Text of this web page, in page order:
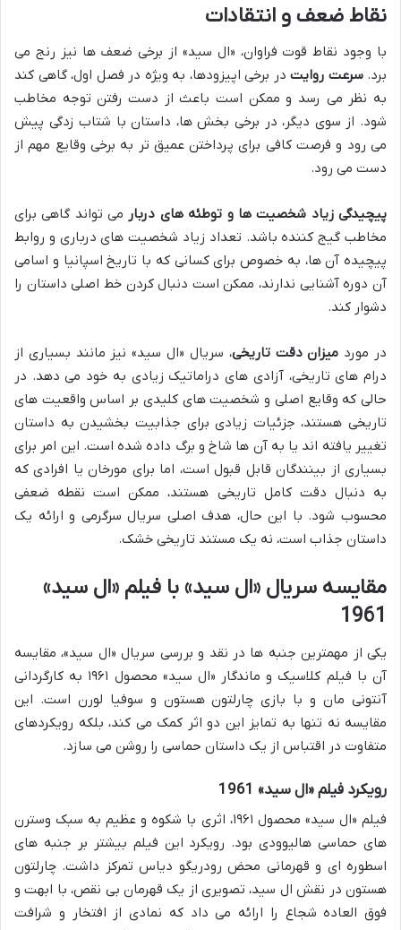
نقاط ضعف و انتقادات
با وجود نقاط قوت فراوان، «ال سید» از برخی ضعف ها نیز رنج می
برد.سرعت روایت در برخی اپیزودها، به ویژه در فصل اول، گاهی کند
به نظر می رسد و ممکن است باعث از دست رفتن توجه مخاطب
شود. از سوی دیگر، در برخی بخش ها، داستان با شتاب زدگی پیش
می رود و فرصت کافی برای پرداختن عمیق تر به برخی وقایع مهم از
دست می رود.
پیچیدگی زیاد شخصیت ها و توطئه های دربار می تواند گاهی برای
مخاطب گیج کننده باشد. تعداد زیاد شخصیت های درباری و روابط
پیچیده آن ها، به خصوص برای کسانی که با تاریخ اسپانیا و اسامی
آن دوره آشنایی ندارند، ممکن است دنبال کردن خط اصلی داستان را
دشوار کند.
در مورد میزان دقت تاریخی، سریال «ال سید» نیز مانند بسیاری از
درام های تاریخی، آزادی های دراماتیک زیادی به خود می دهد. در
حالی که وقایع اصلی و شخصیت های کلیدی بر اساس واقعیت های
تاریخی هستند، جزئیات زیادی برای جذابیت بخشیدن به داستان
تغییر یافته اند یا به آن ها شاخ و برگ داده شده است. این امر برای
بسیاری از بینندگان قابل قبول است، اما برای مورخان یا افرادی که
به دنبال دقت کامل تاریخی هستند، ممکن است نقطه ضعفی
محسوب شود. با این حال، هدف اصلی سریال سرگرمی و ارائه یک
داستان جذاب است، نه یک مستند تاریخی خشک.
مقایسه سریال «ال سید» با فیلم «ال سید»
1961
یکی از مهمترین جنبه ها در نقد و بررسی سریال «ال سید»، مقایسه
آن با فیلم کلاسیک و ماندگار «ال سید» محصول ۱۹۶۱ به کارگردانی
آنتونی مان و با بازی چارلتون هستون و سوفیا لورن است. این
مقایسه نه تنها به تمایز این دو اثر کمک می کند، بلکه رویکردهای
متفاوت در اقتباس از یک داستان حماسی را روشن می سازد.
رویکرد فیلم «ال سید» 1961
فیلم «ال سید» محصول ۱۹۶۱، اثری با شکوه و عظیم به سبک وسترن
های حماسی هالیوودی بود. رویکرد این فیلم بیشتر بر جنبه های
اسطوره ای و قهرمانی محض رودریگو دیاس تمرکز داشت. چارلتون
هستون در نقش ال سید، تصویری از یک قهرمان بی نقص، با ابهت و
فوق العاده شجاع را ارائه می داد که نمادی از افتخار و شرافت